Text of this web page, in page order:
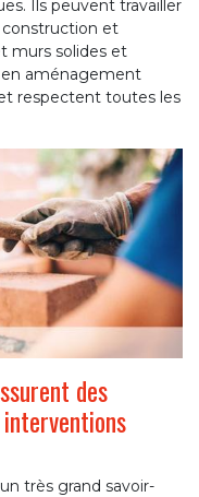
Ils peuvent travailler
et
murs solides et
en aménagement
respectent toutes les
des
très grand savoir-